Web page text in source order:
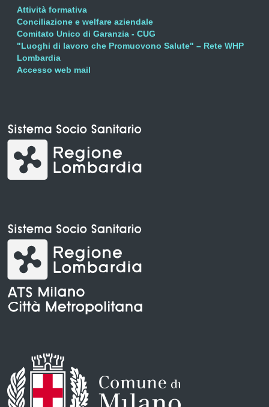
Attività formativa
Conciliazione e welfare aziendale
Comitato Unico di Garanzia - CUG
"Luoghi di lavoro che Promuovono Salute" – Rete WHP
Lombardia
Accesso web mail